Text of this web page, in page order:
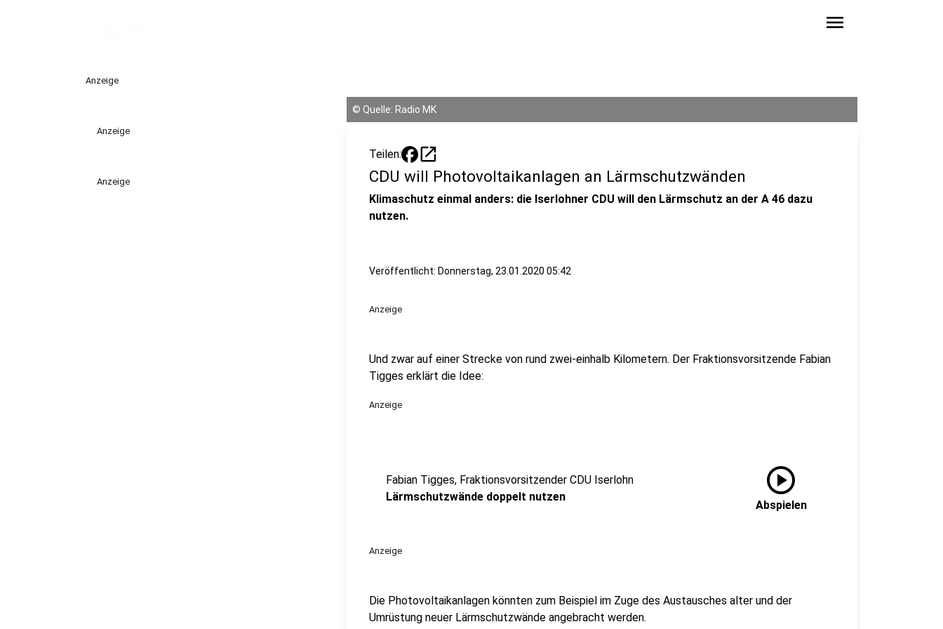
menu
Anzeige
Anzeige
Anzeige
© Quelle: Radio MK
Teilen: open_in_new
CDU will Photovoltaikanlagen an Lärmschutzwänden
Klimaschutz einmal anders: die Iserlohner CDU will den Lärmschutz an der A 46 dazu
nutzen.
Veröffentlicht: Donnerstag, 23.01.2020 05:42
Anzeige
Und zwar auf einer Strecke von rund zwei-einhalb Kilometern. Der Fraktionsvorsitzende Fabian
Tigges erklärt die Idee:
Anzeige
Fabian Tigges, Fraktionsvorsitzender CDU Iserlohn
Lärmschutzwände doppelt nutzen
play_circle
Abspielen
Anzeige
Die Photovoltaikanlagen könnten zum Beispiel im Zuge des Austausches alter und der
Umrüstung neuer Lärmschutzwände angebracht werden.